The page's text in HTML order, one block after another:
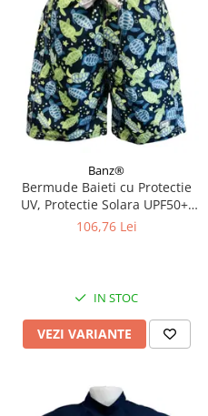
Banz®
Bermude Baieti cu Protectie
UV, Protectie Solara UPF50+,
Turttle, Diverse marimi
106,76 Lei
IN STOC
VEZI VARIANTE